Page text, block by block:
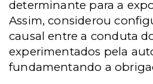
determinante para a
Assim, considerou
causal entre a conduta
experimentados pela
fundamentando a